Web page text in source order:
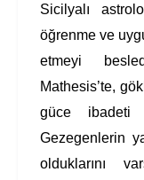
Sicilyalı
öğrenme ve
etmeyi
Mathesis’te,
güce ibadeti
Gezegenlerin
olduklarını